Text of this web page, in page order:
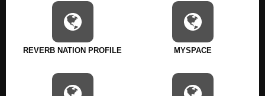
FREEDOM MEANS RESPONSIBILITY (2009)
Never Ever Forever...!!!
WARRIOR (2009)
Never Ever Forever...!!!
Never Ever Forever...!!!
REVERB NATION PROFILE MYSPACE